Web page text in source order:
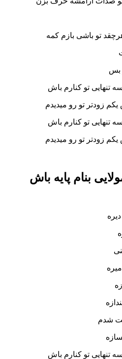
بازم کمه
کنارم باش
تو رو میدیدم
کنارم باش
تو رو میدیدم
پایه باش
کنارم باش